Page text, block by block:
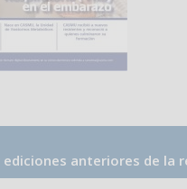
ediciones anteriores de la